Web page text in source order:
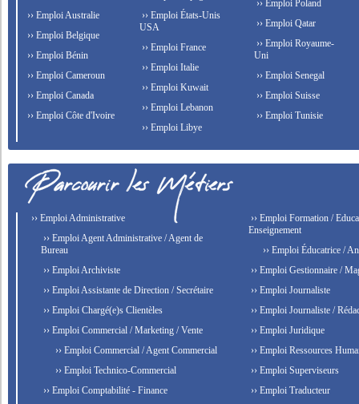
›› Emploi Australie
›› Emploi Belgique
›› Emploi Bénin
›› Emploi Cameroun
›› Emploi Canada
›› Emploi Côte d'Ivoire
›› Emploi États-Unis
USA
›› Emploi France
›› Emploi Italie
›› Emploi Kuwait
›› Emploi Lebanon
›› Emploi Libye
›› Emploi Poland
›› Emploi Qatar
›› Emploi Royaume-
Uni
›› Emploi Senegal
›› Emploi Suisse
›› Emploi Tunisie
›› Emploi Administrative
›› Emploi Agent Administrative / Agent de
Bureau
›› Emploi Archiviste
›› Emploi Assistante de Direction / Secrétaire
›› Emploi Chargé(e)s Clientèles
›› Emploi Commercial / Marketing / Vente
›› Emploi Commercial / Agent Commercial
›› Emploi Technico-Commercial
›› Emploi Comptabilité - Finance
›› Emploi Formation /
Enseignement
›› Emploi Éducatrice /
›› Emploi Gestionnaire /
›› Emploi Journaliste
›› Emploi Journaliste /
›› Emploi Juridique
›› Emploi Ressources
›› Emploi Superviseurs
›› Emploi Traducteur